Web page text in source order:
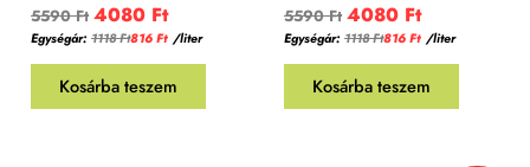
Értékelés:
5.00
/ 5
5590Ft 4080 Ft
Egységár: 1118Ft816 Ft /liter
Kosárba teszem
Értékelés:
5.00
/ 5
5590Ft 4080 Ft
Egységár: 1118Ft816 Ft /liter
Kosárba teszem